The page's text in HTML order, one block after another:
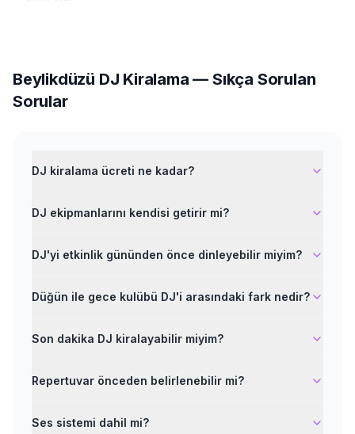
Beylikdüzü DJ Kiralama — Sıkça Sorulan
Sorular
DJ kiralama ücreti ne kadar?
DJ ekipmanlarını kendisi getirir mi?
DJ'yi etkinlik gününden önce dinleyebilir miyim?
Düğün ile gece kulübü DJ'i arasındaki fark nedir?
Son dakika DJ kiralayabilir miyim?
Repertuvar önceden belirlenebilir mi?
Ses sistemi dahil mi?